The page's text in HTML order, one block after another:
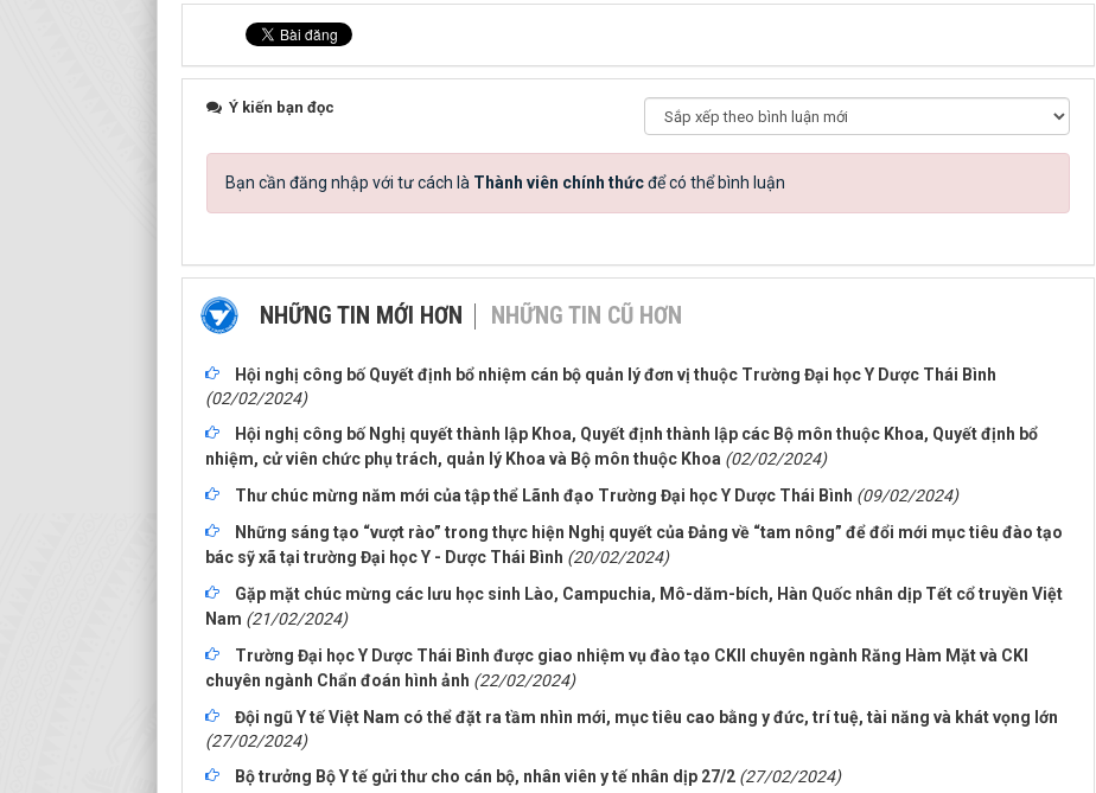
Ý kiến bạn đọc
Bạn cần đăng nhập với tư cách là Thành viên chính thứcđể có thể bình luận
NHỮNG TIN MỚI HƠN NHỮNG TIN CŨ HƠN
Hội nghị công bố Quyết định bổ nhiệm cán bộ quản lý đơn vị thuộc Trường Đại học Y Dược Thái Bình
(02/02/2024)
Hội nghị công bố Nghị quyết thành lập Khoa, Quyết định thành lập các Bộ môn thuộc Khoa, Quyết định bổ
nhiệm, cử viên chức phụ trách, quản lý Khoa và Bộ môn thuộc Khoa (02/02/2024)
Thư chúc mừng năm mới của tập thể Lãnh đạo Trường Đại học Y Dược Thái Bình (09/02/2024)
Những sáng tạo “vượt rào” trong thực hiện Nghị quyết của Đảng về “tam nông” để đổi mới mục tiêu đào tạo
bác sỹ xã tại trường Đại học Y - Dược Thái Bình (20/02/2024)
Gặp mặt chúc mừng các lưu học sinh Lào, Campuchia, Mô-dăm-bích, Hàn Quốc nhân dịp Tết cổ truyền Việt
Nam (21/02/2024)
Trường Đại học Y Dược Thái Bình được giao nhiệm vụ đào tạo CKII chuyên ngành Răng Hàm Mặt và CKI
chuyên ngành Chẩn đoán hình ảnh (22/02/2024)
Đội ngũ Y tế Việt Nam có thể đặt ra tầm nhìn mới, mục tiêu cao bằng y đức, trí tuệ, tài năng và khát vọng lớn
(27/02/2024)
Bộ trưởng Bộ Y tế gửi thư cho cán bộ, nhân viên y tế nhân dịp 27/2 (27/02/2024)